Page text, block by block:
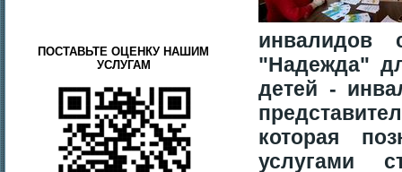
ПОСТАВЬТЕ ОЦЕНКУ НАШИМ
УСЛУГАМ
инвалидов
"Надежда"
детей -
которая
услугами